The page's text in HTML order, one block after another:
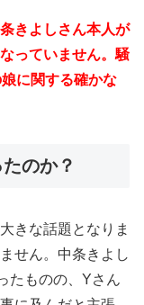
きよしさん本人が
っていません。騒
に関する確かな
のか？
きな話題となりま
せん。中条きよし
たものの、Yさん